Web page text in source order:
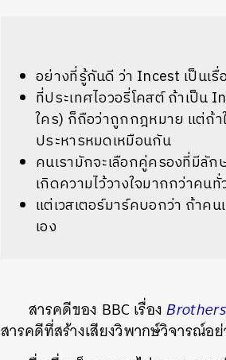
อย่างที่รู้กันดี ว่า Incest เป็นเ
ที่ประเทศไอวอรี่โคสต์ ถ้าเป็น
ใคร) ก็ถือว่าถูกกฎหมาย แต่ถ้า
ประหารหมดเหมือนกัน
คนเรามักจะเลือกคู่ครองที่มีลัก
เกิดความไว้วางใจมากกว่าคนทั่
แต่เวสเตอร์มาร์คบอกว่า ถ้าค
เอง
สารคดีของ BBC เรื่อง
สารคดีที่สร้างเสียงวิพากษ์วิจารณ์อย่